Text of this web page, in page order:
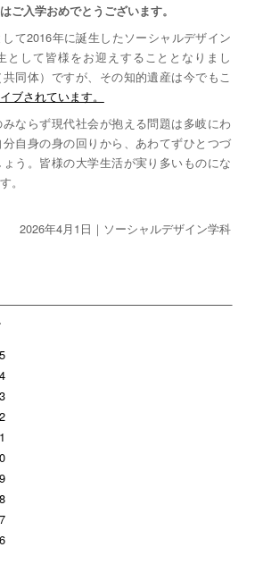
ご入学おめでとうございます。
て2016年に誕生したソーシャルデザイン
として皆様をお迎えすることとなりまし
同体）ですが、その知的遺産は今でもこ
ブされています。
ならず現代社会が抱える問題は多岐にわ
自身の身の回りから、あわてずひとつづ
う。皆様の大学生活が実り多いものにな
。
2026年4月1日｜ソーシャルデザイン学科